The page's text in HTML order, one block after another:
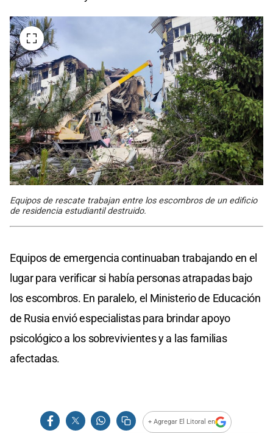
Equipos de rescate trabajan entre los escombros de un edificio
de residencia estudiantil destruido.
Equipos de emergencia continuaban trabajando en el
lugar para verificar si había personas atrapadas bajo
los escombros. En paralelo, el Ministerio de Educación
de Rusia envió especialistas para brindar apoyo
psicológico a los sobrevivientes y a las familias
afectadas.
+ Agregar El Litoral en